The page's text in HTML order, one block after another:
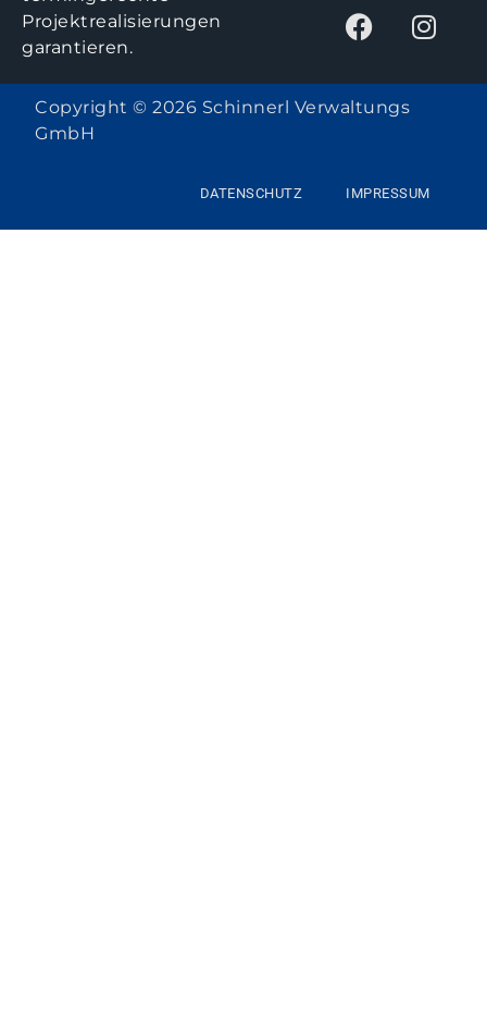
Projektrealisierungen
garantieren.
Copyright © 2026 Schinnerl Verwaltungs
GmbH
DATENSCHUTZ IMPRESSUM